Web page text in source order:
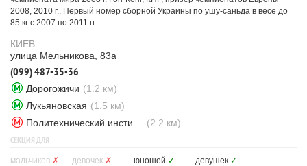
2008, 2010 г., Первый номер сборной Украины по ушу-саньда в весе до
85 кг с 2007 по 2011 гг.
КИЕВ
улица Мельникова, 83а
(099) 487-35-36
Дорогожичи (1.2 км)
Лукьяновская (1.5 км)
(2.2 км)
СЕКЦИЯ ДЛЯ
мальчиков ✗ девочек ✗ юношей ✓ девушек ✓